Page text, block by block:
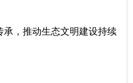
，推动生态文明建设持续